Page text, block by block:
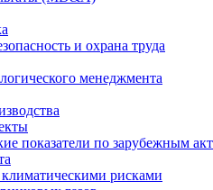
и охрана труда
менеджмента
показатели по зарубежным
рисками